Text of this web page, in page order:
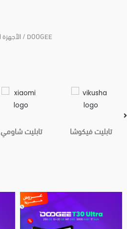
الأجهزة اللوحية / DOOGEE
تابليت شاومي تابليت فيكوشا